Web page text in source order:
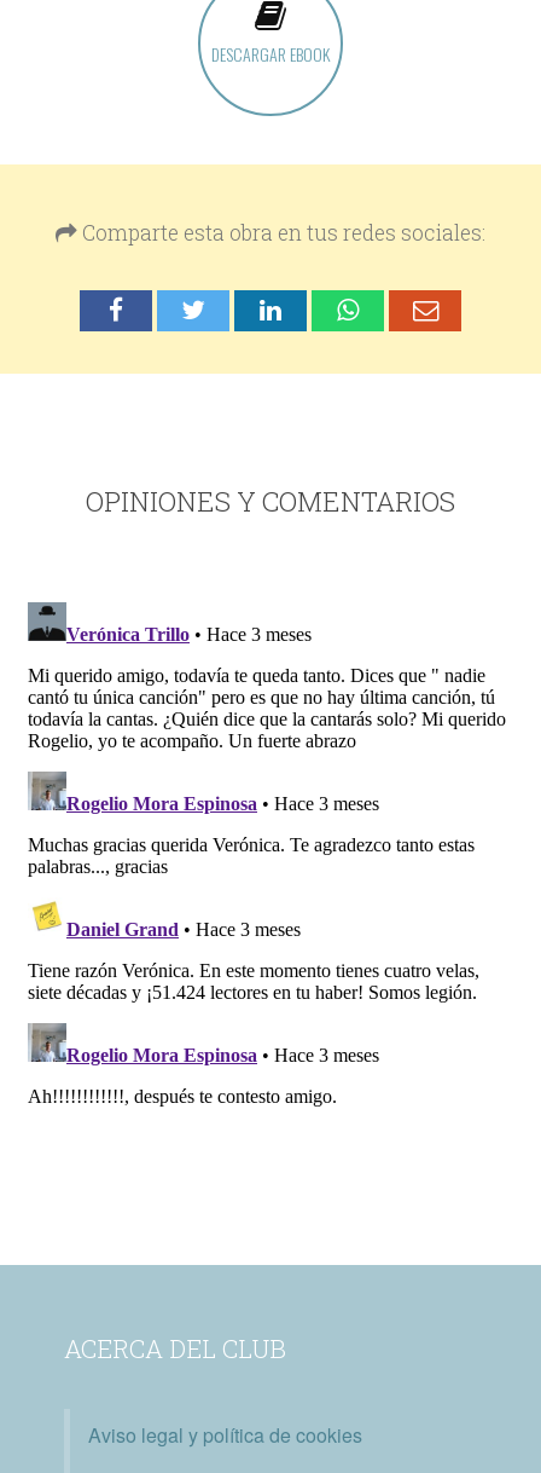
DESCARGAR EBOOK
Comparte esta obra en tus redes sociales:
OPINIONES Y COMENTARIOS
ACERCA DEL CLUB
Aviso legal y política de cookies